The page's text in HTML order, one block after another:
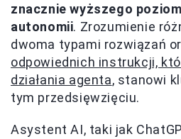
znacznie wyższego
autonomii. Zrozumienie
dwoma typami rozwiązań
odpowiednich instrukcji,
działania agenta, stanowi
tym przedsięwzięciu.
Asystent AI, taki jak